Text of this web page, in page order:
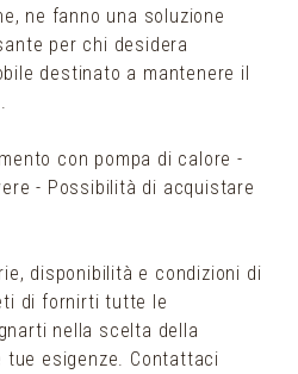
ne fanno una soluzione
per chi desidera
destinato a mantenere il
con pompa di calore -
- Possibilità di acquistare
disponibilità e condizioni di
di fornirti tutte le
nella scelta della
tue esigenze. Contattaci